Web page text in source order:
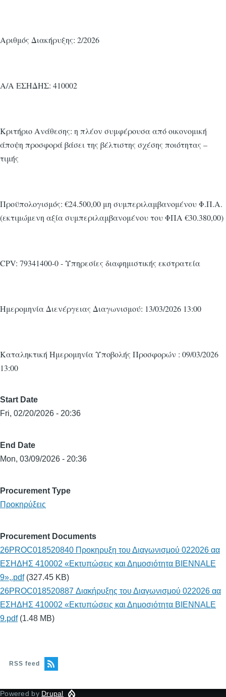
Αριθμός Διακήρυξης: 2/2026
Α/Α ΕΣΗΔΗΣ: 410002
Κριτήριο Ανάθεσης: η πλέον συμφέρουσα από οικονομική
άποψη προσφορά βάσει της βέλτιστης σχέσης ποιότητας –
τιμής
Προϋπολογισμός: €24.500,00 μη συμπεριλαμβανομένου Φ.Π.Α.
(εκτιμώμενη αξία συμπεριλαμβανομένου του ΦΠΑ €30.380,00)
CPV: 79341400-0 - Υπηρεσίες διαφημιστικής εκστρατεία
Ημερομηνία Διενέργειας Διαγωνισμού: 13/03/2026 13:00
Καταληκτική Ημερομηνία Υποβολής Προσφορών : 09/03/2026
13:00
Start Date
Fri, 02/20/2026 - 20:36
End Date
Mon, 03/09/2026 - 20:36
Procurement Type
Προκηρύξεις
Procurement Documents
26PROC018520840 Προκηρυξη του Διαγωνισμού 022026 αα
ΕΣΗΔΗΣ 410002 «Εκτυπώσεις και Δημοσιότητα BIENNALE
9»,.pdf (327.45 KB)
26PROC018520887 Διακήρυξης του Διαγωνισμού 022026 αα
ΕΣΗΔΗΣ 410002 «Εκτυπώσεις και Δημοσιότητα BIENNALE
9.pdf (1.48 MB)
RSS feed
Powered by Drupal